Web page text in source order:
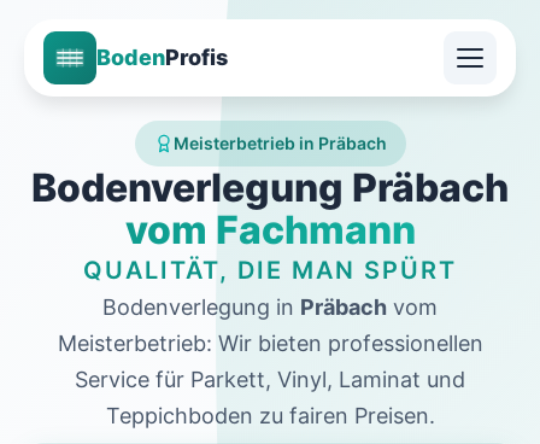
BodenProfis
Meisterbetrieb in Präbach
Bodenverlegung Präbach
vom Fachmann
QUALITÄT, DIE MAN SPÜRT
Bodenverlegung in Präbach vom
Meisterbetrieb: Wir bieten professionellen
Service für Parkett, Vinyl, Laminat und
Teppichboden zu fairen Preisen.